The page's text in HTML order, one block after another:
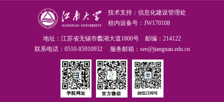
技术支持：信息化建设管理处
校内设备号：JW170108
地址：江苏省无锡市蠡湖大道1800号 邮编：214122
联系电话：0510-85910932 服务邮箱：see@jiangnan.edu.cn